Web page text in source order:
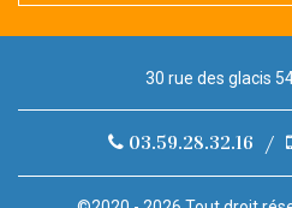
30 rue des glacis
03.59.28.32.16 /